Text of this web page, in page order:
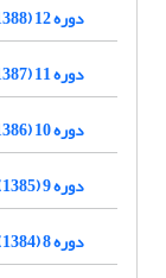
دوره 12 (1388)
دوره 11 (1387)
دوره 10 (1386)
دوره 9 (1385)
دوره 8 (1384)